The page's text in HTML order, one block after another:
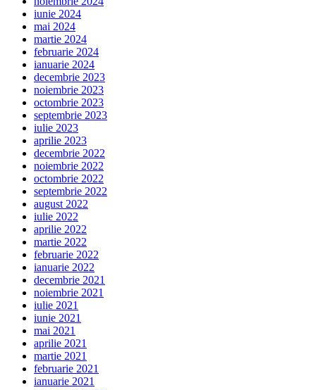
iunie 2024
mai 2024
martie 2024
februarie 2024
ianuarie 2024
decembrie 2023
noiembrie 2023
octombrie 2023
septembrie 2023
iulie 2023
aprilie 2023
decembrie 2022
noiembrie 2022
octombrie 2022
septembrie 2022
august 2022
iulie 2022
aprilie 2022
martie 2022
februarie 2022
ianuarie 2022
decembrie 2021
noiembrie 2021
iulie 2021
iunie 2021
mai 2021
aprilie 2021
martie 2021
februarie 2021
ianuarie 2021